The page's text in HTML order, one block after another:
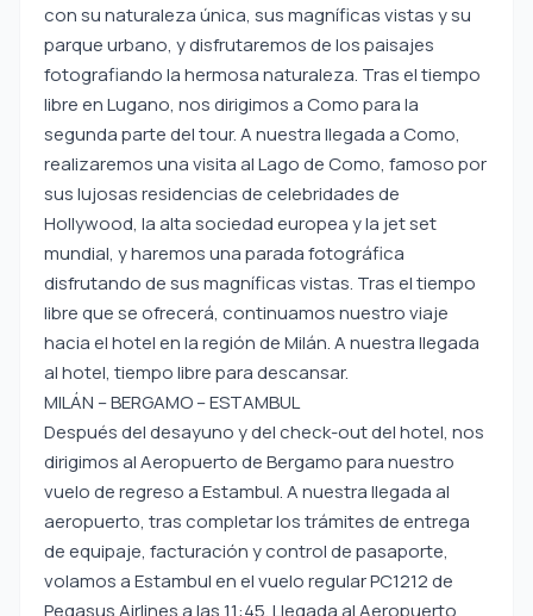
con su naturaleza única, sus magníficas vistas y su
parque urbano, y disfrutaremos de los paisajes
fotografiando la hermosa naturaleza. Tras el tiempo
libre en Lugano, nos dirigimos a Como para la
segunda parte del tour. A nuestra llegada a Como,
realizaremos una visita al Lago de Como, famoso por
sus lujosas residencias de celebridades de
Hollywood, la alta sociedad europea y la jet set
mundial, y haremos una parada fotográfica
disfrutando de sus magníficas vistas. Tras el tiempo
libre que se ofrecerá, continuamos nuestro viaje
hacia el hotel en la región de Milán. A nuestra llegada
al hotel, tiempo libre para descansar.
MILÁN – BERGAMO – ESTAMBUL
Después del desayuno y del check-out del hotel, nos
dirigimos al Aeropuerto de Bergamo para nuestro
vuelo de regreso a Estambul. A nuestra llegada al
aeropuerto, tras completar los trámites de entrega
de equipaje, facturación y control de pasaporte,
volamos a Estambul en el vuelo regular PC1212 de
Pegasus Airlines a las 11:45. Llegada al Aeropuerto